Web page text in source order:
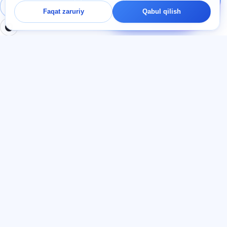
Tizimga kirish
Ro‘yxatdan o‘tish
haqida so‘rang —
chatda bir daqiqa ichida
javob beramiz.
Faqat zaruriy Qabul qilish